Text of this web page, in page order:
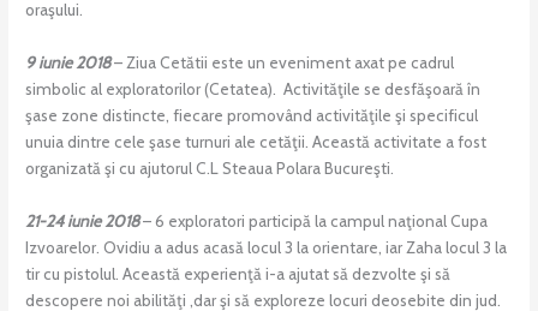
oraşului.
9 iunie 2018– Ziua Cetătii este un eveniment axat pe cadrul
simbolic al exploratorilor (Cetatea).Activităţile se desfăşoară în
şase zone distincte, fiecare promovând activităţile şi specificul
unuia dintre cele şase turnuri ale cetăţii. Această activitate a fost
organizată şi cu ajutorul C.L Steaua Polara Bucureşti.
21-24 iunie 2018– 6 exploratori participă la campul naţional Cupa
Izvoarelor. Ovidiu a adus acasă locul 3 la orientare, iar Zaha locul 3 la
tir cu pistolul. Această experienţă i-a ajutat să dezvolte şi să
descopere noi abilităţi ,dar şi să exploreze locuri deosebite din jud.